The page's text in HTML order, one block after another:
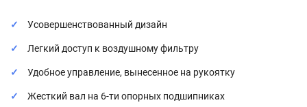
Усовершенствованный дизайн
Легкий доступ к воздушному фильтру
Удобное управление, вынесенное на рукоятку
Жесткий вал на 6-ти опорных подшипниках